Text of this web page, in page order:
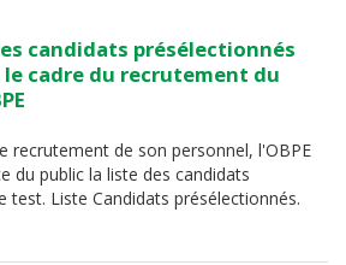
candidats présélectionnés
cadre du recrutement du
recrutement de son personnel, l'OBPE
du public la liste des candidats
test. Liste Candidats présélectionnés.